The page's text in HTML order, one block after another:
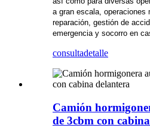
a gran escala, operaciones
reparación, gestión de
emergencia y socorro en
consultadetalle
Camión
de 3cbm con